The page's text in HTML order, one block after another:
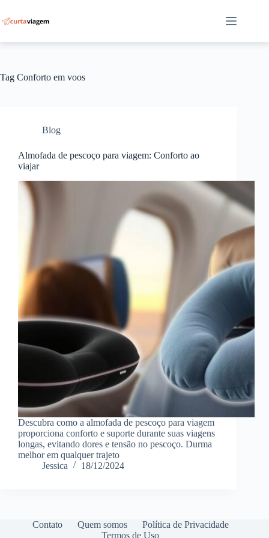
para
o
Tag Conforto em voos
Blog
Almofada de pescoço para viagem: Conforto ao
viajar
Descubra como a almofada de pescoço para viagem
proporciona conforto e suporte durante suas viagens
longas, evitando dores e tensão no pescoço. Durma
melhor em qualquer trajeto
Jessica
18/12/2024
Contato Quem somos
Política de Privacidade
Termos de Uso